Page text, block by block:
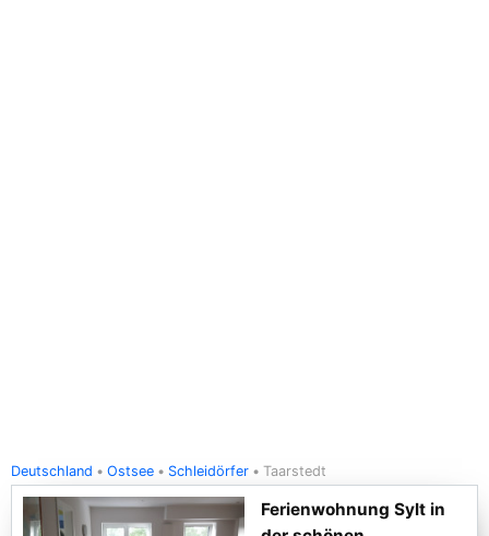
Deutschland Ostsee Schleidörfer Taarstedt
Ferienwohnung Sylt in